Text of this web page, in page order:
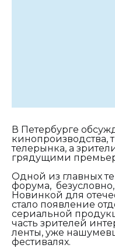
В Петербурге
кинопроизводства,
телерынка, а
грядущими
Одной из главных
форума,
Новинкой для
стало появление
сериальной
часть зрителей
ленты, уже
фестивалях.